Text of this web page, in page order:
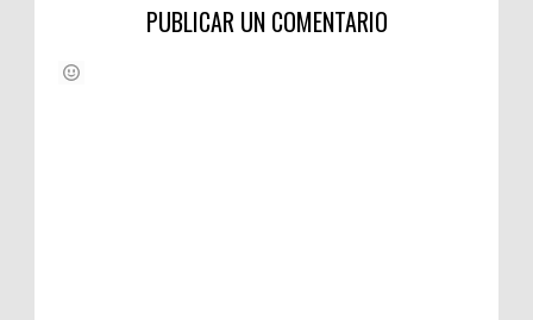
PUBLICAR UN COMENTARIO